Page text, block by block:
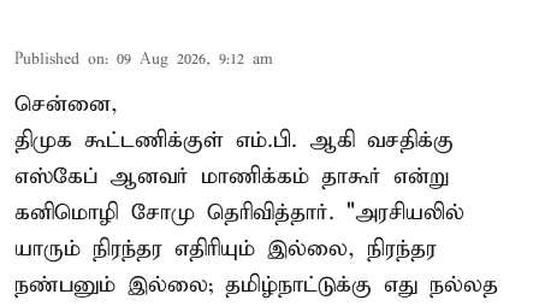
Published on: 09 Aug 2026, 9:12 am
சென்னை,
திமுக கூட்டணிக்குள் எம்.பி. ஆகி வசதிக்கு
எஸ்கேப் ஆனவர் மாணிக்கம் தாகூர் என்று
கனிமொழி சோமு தெரிவித்தார். "அரசியலில்
யாரும் நிரந்தர எதிரியும் இல்லை, நிரந்தர
நண்பனும் இல்லை; தமிழ்நாட்டுக்கு எது நல்லத